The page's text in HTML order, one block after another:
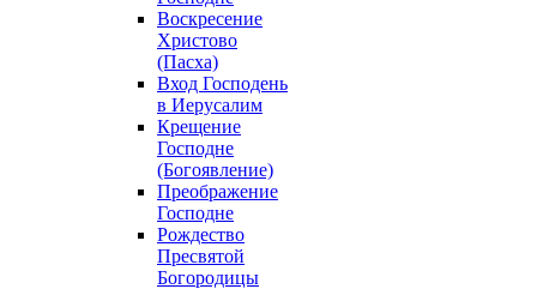
Воскресение
Христово
(Пасха)
Вход Господень
в Иерусалим
Крещение
Господне
(Богоявление)
Преображение
Господне
Рождество
Пресвятой
Богородицы